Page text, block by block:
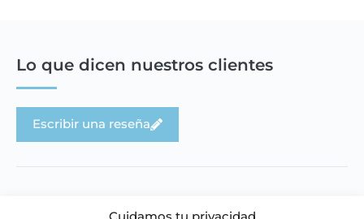
Cuidamos tu privacidad
Lo que dicen nuestros clientes
Escribir una reseña